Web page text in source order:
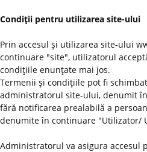
Condiţii pentru utilizarea site-ului
Prin accesul şi utilizarea site-ului
continuare "site", utilizatorul
condiţiile enunţate mai jos.
Termenii şi condiţiile pot fi
administratorul site-ului, denumit
fără notificarea prealabilă a
denumite în continuare "Utilizator/
Administratorul va asigura accesul